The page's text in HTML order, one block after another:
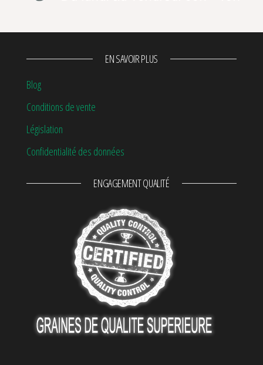
EN SAVOIR PLUS
Blog
Conditions de vente
Législation
Confidentialité des données
ENGAGEMENT QUALITÉ